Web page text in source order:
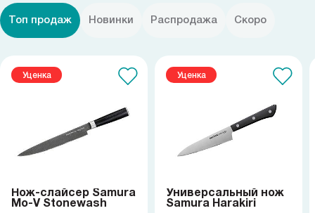
Топ продаж Новинки Распродажа Скоро
Уценка
Нож-слайсер Samura
Mo-V Stonewash
Уценка
Универсальный нож
Samura Harakiri